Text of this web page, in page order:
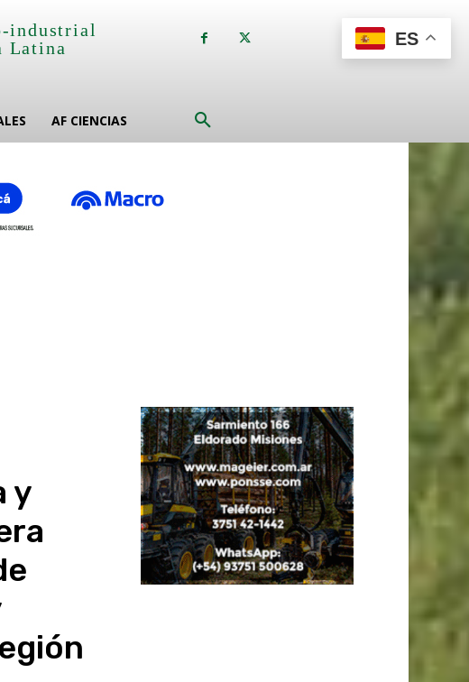
industrial
Latina
AF CIENCIAS
y
ES